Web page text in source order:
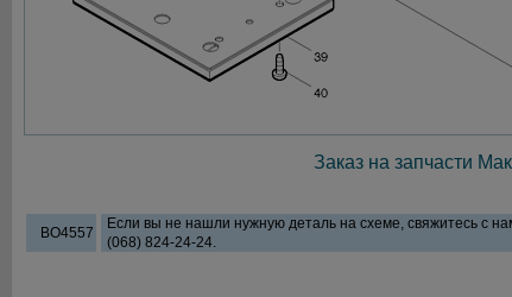
Заказ на запчасти
BO4557
Если вы не нашли нужную деталь на схеме, свяжитесь с
(068) 824-24-24.